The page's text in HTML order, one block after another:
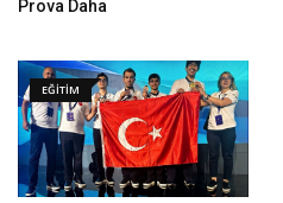
Prova Daha
EĞİTİM